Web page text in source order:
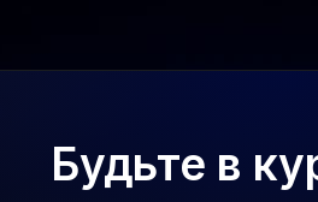
Будьте в